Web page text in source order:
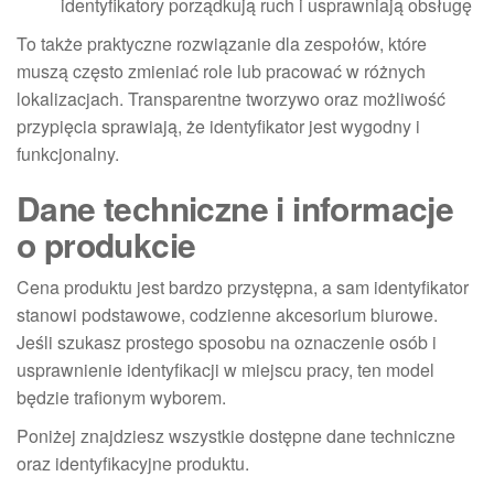
To także praktyczne rozwiązanie dla zespołów, które
muszą często zmieniać role lub pracować w różnych
lokalizacjach. Transparentne tworzywo oraz możliwość
przypięcia sprawiają, że identyfikator jest wygodny i
funkcjonalny.
Dane techniczne i informacje
o produkcie
Cena produktu jest bardzo przystępna, a sam identyfikator
stanowi podstawowe, codzienne akcesorium biurowe.
Jeśli szukasz prostego sposobu na oznaczenie osób i
usprawnienie identyfikacji w miejscu pracy, ten model
będzie trafionym wyborem.
Poniżej znajdziesz wszystkie dostępne dane techniczne
oraz identyfikacyjne produktu.